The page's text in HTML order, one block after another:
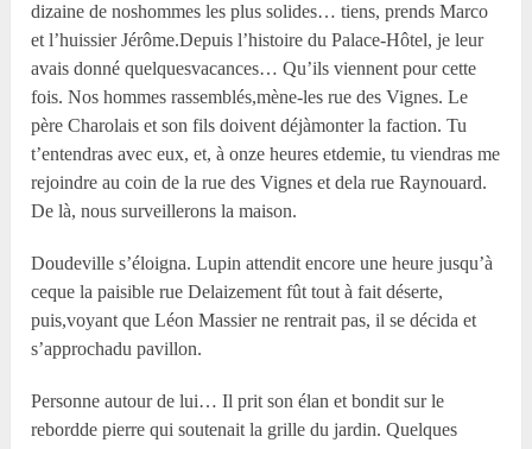
dizaine de noshommes les plus solides… tiens, prends Marco
et l’huissier Jérôme.Depuis l’histoire du Palace-Hôtel, je leur
avais donné quelquesvacances… Qu’ils viennent pour cette
fois. Nos hommes rassemblés,mène-les rue des Vignes. Le
père Charolais et son fils doivent déjàmonter la faction. Tu
t’entendras avec eux, et, à onze heures etdemie, tu viendras me
rejoindre au coin de la rue des Vignes et dela rue Raynouard.
De là, nous surveillerons la maison.
Doudeville s’éloigna. Lupin attendit encore une heure jusqu’à
ceque la paisible rue Delaizement fût tout à fait déserte,
puis,voyant que Léon Massier ne rentrait pas, il se décida et
s’approchadu pavillon.
Personne autour de lui… Il prit son élan et bondit sur le
rebordde pierre qui soutenait la grille du jardin. Quelques